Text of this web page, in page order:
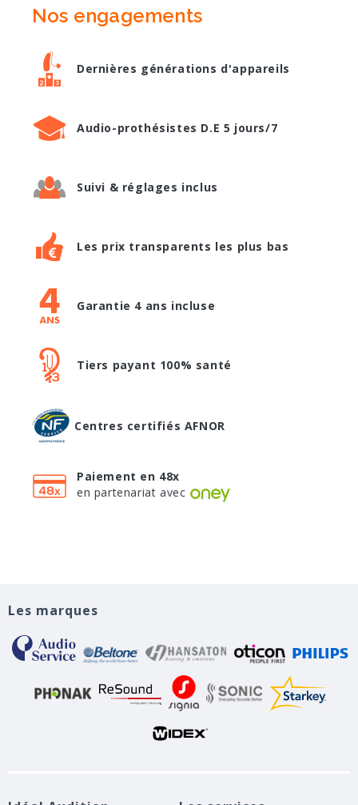
Nos engagements
Dernières générations d'appareils
Audio-prothésistes D.E 5 jours/7
Suivi & réglages inclus
Les prix transparents les plus bas
Garantie 4 ans incluse
Tiers payant 100% santé
Centres certifiés AFNOR
Paiement en 48x
en partenariat avec
Les marques